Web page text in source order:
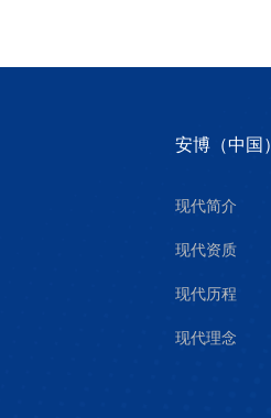
安博（中国）
现代简介
现代资质
现代历程
现代理念